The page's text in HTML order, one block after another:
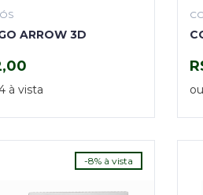
ARROW 3D
à vista
COMPRAR
-8% à vista